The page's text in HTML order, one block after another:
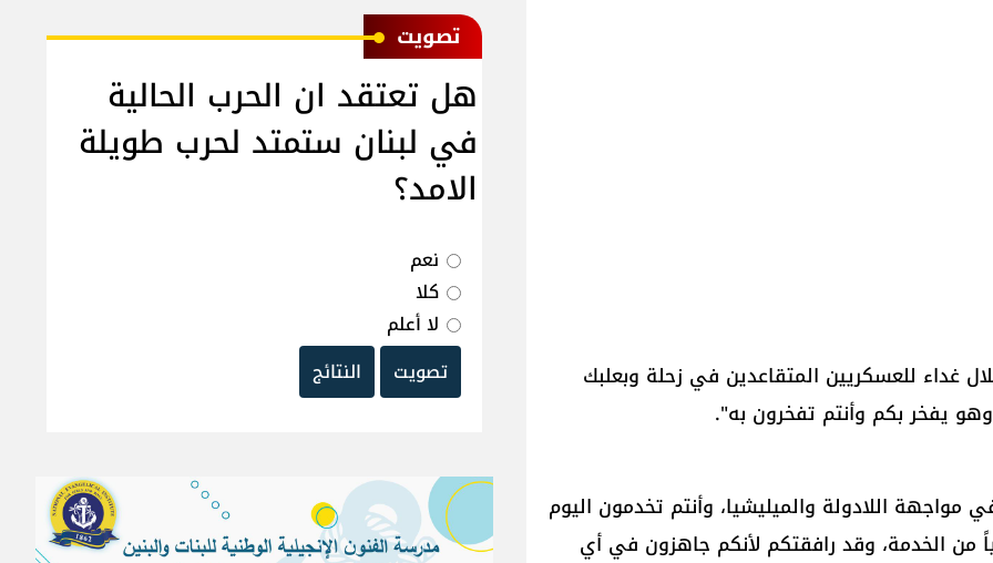
غداء للعسكريين المتقاعدين في زحلة وبعلبك
يفخر بكم وأنتم تفخرون به".
اللادولة والميليشيا، وأنتم تخدمون اليوم
من الخدمة، وقد رافقتكم لأنكم جاهزون في أي
ﺗﺼﻮﻳﺖ
هل تعتقد ان الحرب الحالية
في لبنان ستمتد لحرب طويلة
الامد؟
نعم
كلا
لا أعلم
تصويت
النتائج